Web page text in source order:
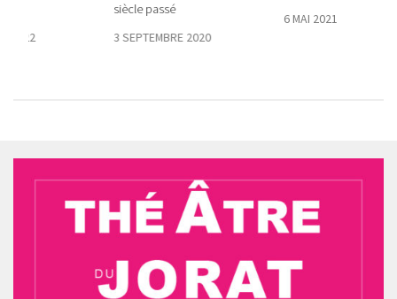
siècle passé
3 SEPTEMBRE 2020
6 MAI 2021
2022